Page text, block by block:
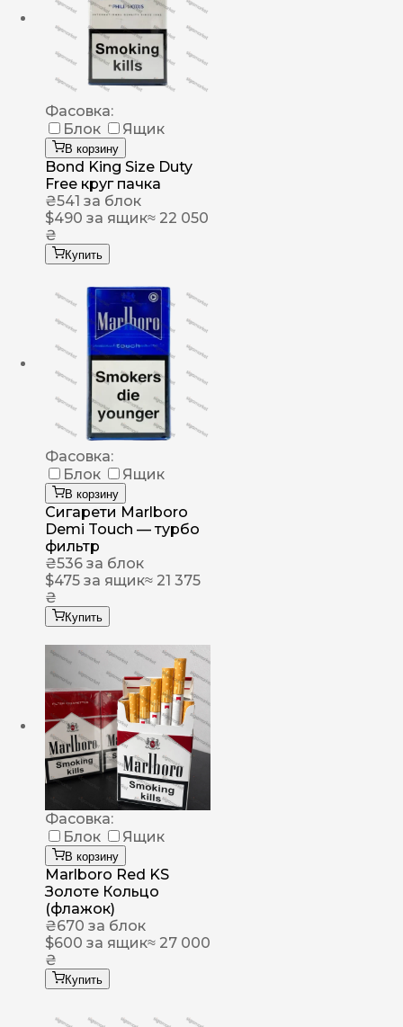
Фасовка:
Блок
Ящик
В корзину
Bond King Size Duty
Free круг пачка
₴541 за блок
$490 за ящик≈ 22 050
₴
Купить
Фасовка:
Блок
Ящик
В корзину
Сигарети Marlboro
Demi Touch — турбо
фильтр
₴536 за блок
$475 за ящик≈ 21 375
₴
Купить
Фасовка:
Блок
Ящик
В корзину
Marlboro Red KS
Золоте Кольцо
(флажок)
₴670 за блок
$600 за ящик≈ 27 000
₴
Купить